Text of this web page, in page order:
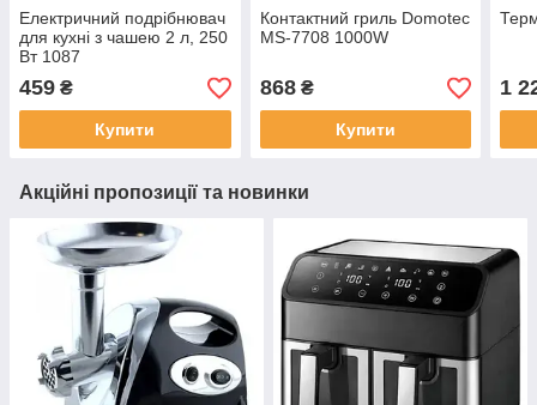
Електричний подрібнювач
для кухні з чашею 2 л, 250
Вт 1087
459 ₴
Купити
Контактний гриль Domotec
MS-7708 1000W
868₴
Купити
1
Акційні пропозиції та новинки